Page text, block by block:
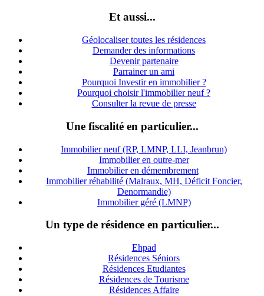
Et aussi...
Géolocaliser toutes les résidences
Demander des informations
Devenir partenaire
Parrainer un ami
Pourquoi Investir en immobilier ?
Pourquoi choisir l'immobilier neuf ?
Consulter la revue de presse
Une fiscalité en particulier...
Immobilier neuf (RP, LMNP, LLI, Jeanbrun)
Immobilier en outre-mer
Immobilier en démembrement
Immobilier réhabilité (Malraux, MH, Déficit Foncier,
Denormandie)
Immobilier géré (LMNP)
Un type de résidence en particulier...
Ehpad
Résidences Séniors
Résidences Etudiantes
Résidences de Tourisme
Résidences Affaire